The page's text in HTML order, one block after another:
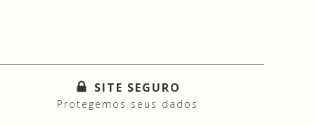
SITE SEGURO
Protegemos seus dados